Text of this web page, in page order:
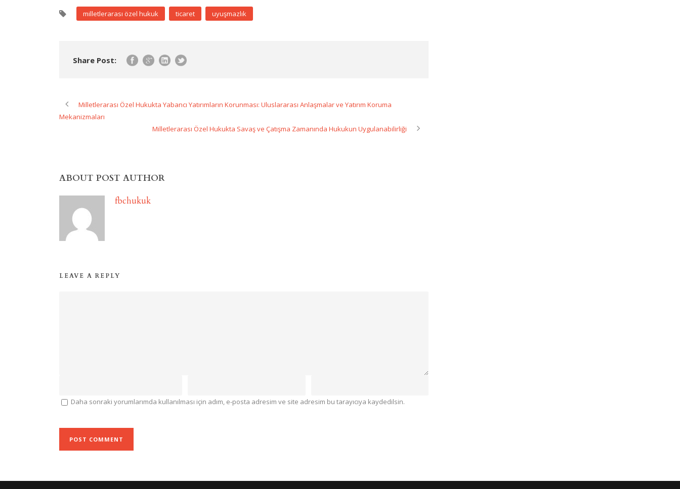
milletlerarası özel hukuk ticaret uyuşmazlık
Share Post:
Milletlerarası Özel Hukukta Yabancı Yatırımların Korunması: Uluslararası Anlaşmalar ve Yatırım Koruma
Mekanizmaları
Milletlerarası Özel Hukukta Savaş ve Çatışma Zamanında Hukukun Uygulanabilirliği
ABOUT POST AUTHOR
fbchukuk
LEAVE A REPLY
Daha sonraki yorumlarımda kullanılması için adım, e-posta adresim ve site adresim bu tarayıcıya kaydedilsin.